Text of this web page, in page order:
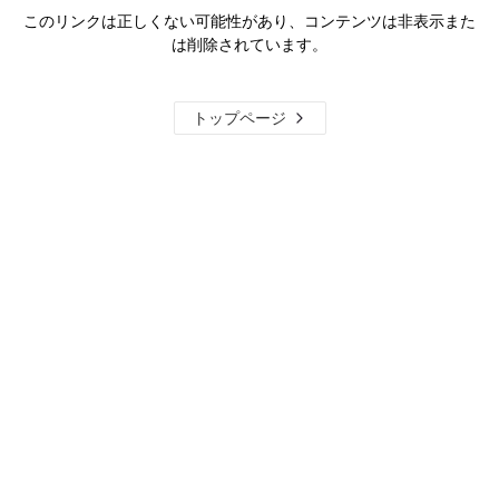
このリンクは正しくない可能性があり、コンテンツは非表示また
は削除されています。
トップページ